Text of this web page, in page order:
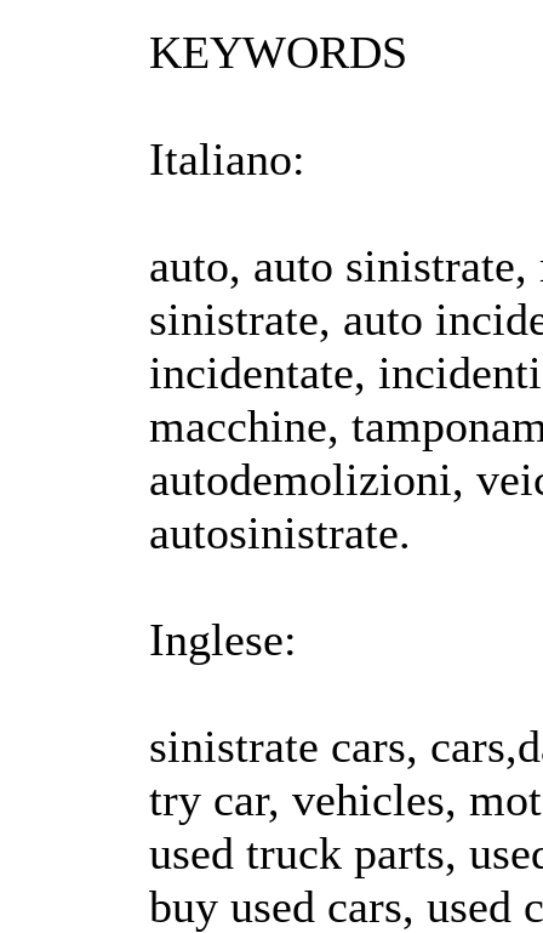
KEYWORDS
Italiano:
auto, auto
sinistrate, auto
incidentate,
macchine,
autodemolizioni,
autosinistrate.
Inglese:
sinistrate cars,
try car, vehicles,
used truck parts,
buy used cars, used